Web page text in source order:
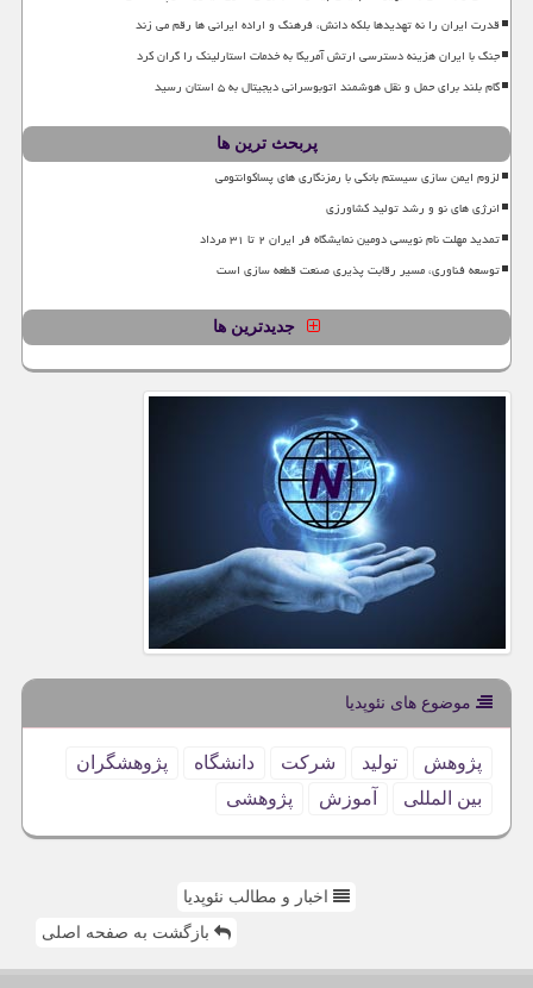
قدرت ایران را نه تهدیدها بلکه دانش، فرهنگ و اراده ایرانی ها رقم می زند
جنگ با ایران هزینه دسترسی ارتش آمریکا به خدمات استارلینک را گران کرد
گام بلند برای حمل و نقل هوشمند اتوبوسرانی دیجیتال به ۵ استان رسید
پربحث ترین ها
لزوم ایمن سازی سیستم بانکی با رمزنگاری های پساکوانتومی
انرژی های نو و رشد تولید کشاورزی
تمدید مهلت نام نویسی دومین نمایشگاه فر ایران ۲ تا ۳۱ مرداد
توسعه فناوری، مسیر رقابت پذیری صنعت قطعه سازی است
جدیدترین ها
موضوع های نئوپدیا
پژوهش تولید شركت دانشگاه
پژوهشگران
بین المللی
آموزش پژوهشی
اخبار و مطالب نئوپدیا
بازگشت به صفحه اصلی